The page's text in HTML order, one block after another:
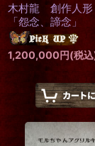
木村龍 創作人形
「怨念、諦念」
1,200,000円(税